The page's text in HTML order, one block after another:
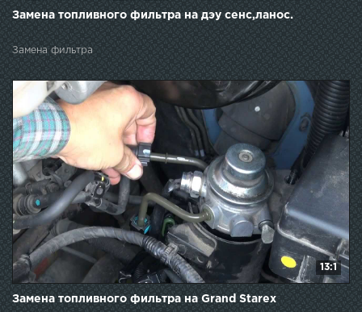
Замена топливного фильтра на дэу сенс,ланос.
Замена фильтра
13:1
Замена топливного фильтра на Grand Starex